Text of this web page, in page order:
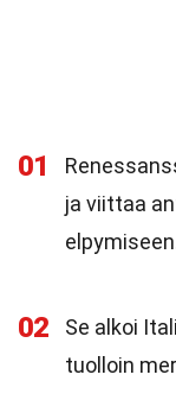
01
ja viittaa
02
Se alkoi
tuolloin